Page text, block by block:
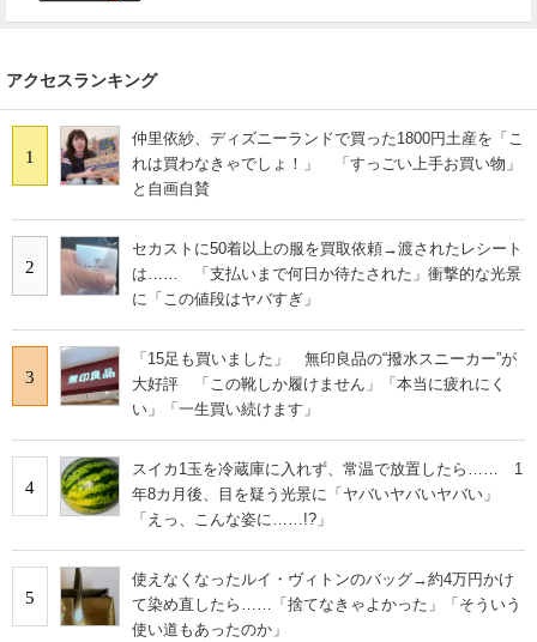
アクセスランキング
1
仲里依紗、ディズニーランドで買った1800円土産を「こ
れは買わなきゃでしょ！」 「すっごい上手お買い物」
と自画自賛
2
セカストに50着以上の服を買取依頼→渡されたレシート
は…… 「支払いまで何日か待たされた」衝撃的な光景
に「この値段はヤバすぎ」
3
「15足も買いました」 無印良品の“撥水スニーカー”が
大好評 「この靴しか履けません」「本当に疲れにく
い」「一生買い続けます」
4
スイカ1玉を冷蔵庫に入れず、常温で放置したら…… 1
年8カ月後、目を疑う光景に「ヤバいヤバいヤバい」
「えっ、こんな姿に……!?」
5
使えなくなったルイ・ヴィトンのバッグ→約4万円かけ
て染め直したら……「捨てなきゃよかった」「そういう
使い道もあったのか」